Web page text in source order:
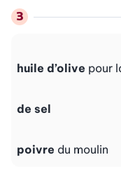
huile d’olive pour
de sel
poivre du moulin